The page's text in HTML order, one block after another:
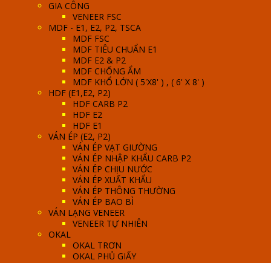
GIA CÔNG
VENEER FSC
MDF - E1, E2, P2, TSCA
MDF FSC
MDF TIÊU CHUẨN E1
MDF E2 & P2
MDF CHỐNG ẨM
MDF KHỔ LỚN ( 5'X8' ) , ( 6' X 8' )
HDF (E1,E2, P2)
HDF CARB P2
HDF E2
HDF E1
VÁN ÉP (E2, P2)
VÁN ÉP VẠT GIƯỜNG
VÁN ÉP NHẬP KHẨU CARB P2
VÁN ÉP CHỊU NƯỚC
VÁN ÉP XUẤT KHẨU
VÁN ÉP THÔNG THƯỜNG
VÁN ÉP BAO BÌ
VÁN LẠNG VENEER
VENEER TỰ NHIÊN
OKAL
OKAL TRƠN
OKAL PHỦ GIẤY